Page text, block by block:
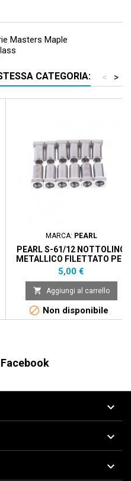
Masters Maple
CATEGORIA: >
<
MARCA: PEARL
PEARL S-61/12 NOTTOLINO
METALLICO FILETTATO PER
BLOCCHETTI CF-12 PZ
Prezzo
5,00 €
 Aggiungi al carrello
 Non disponibile


